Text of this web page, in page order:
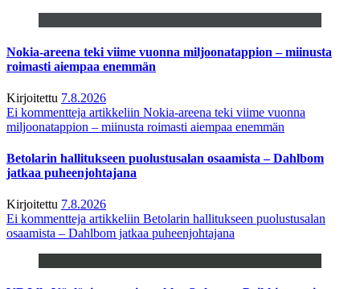
Nokia-areena teki viime vuonna miljoonatappion – miinusta
roimasti aiempaa enemmän
Kirjoitettu 7.8.2026
Ei kommentteja artikkeliin Nokia-areena teki viime vuonna
miljoonatappion – miinusta roimasti aiempaa enemmän
Betolarin hallitukseen puolustusalan osaamista – Dahlbom
jatkaa puheenjohtajana
Kirjoitettu 7.8.2026
Ei kommentteja artikkeliin Betolarin hallitukseen puolustusalan
osaamista – Dahlbom jatkaa puheenjohtajana